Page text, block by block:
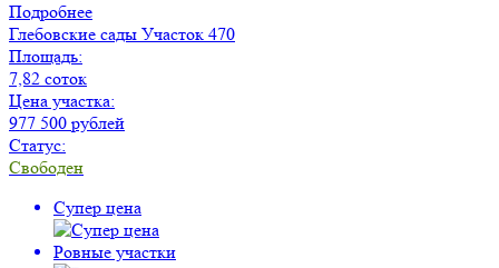
Подробнее
Глебовские сады Участок 470
Площадь:
7,82 соток
Цена участка:
977 500 рублей
Статус:
Свободен
Супер цена
Ровные участки